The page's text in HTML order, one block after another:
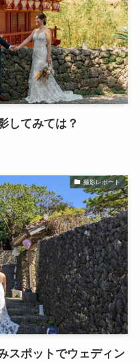
してみては？
撮影レポート
スポットでウェディン